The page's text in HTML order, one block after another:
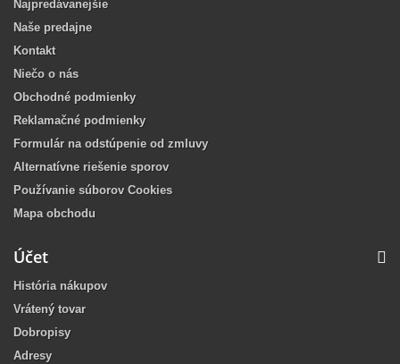
Najpredávanejšie
Naše predajne
Kontakt
Niečo o nás
Obchodné podmienky
Reklamačné podmienky
Formulár na odstúpenie od zmluvy
Alternatívne riešenie sporov
Používanie súborov Cookies
Mapa obchodu
Účet
História nákupov
Vrátený tovar
Dobropisy
Adresy